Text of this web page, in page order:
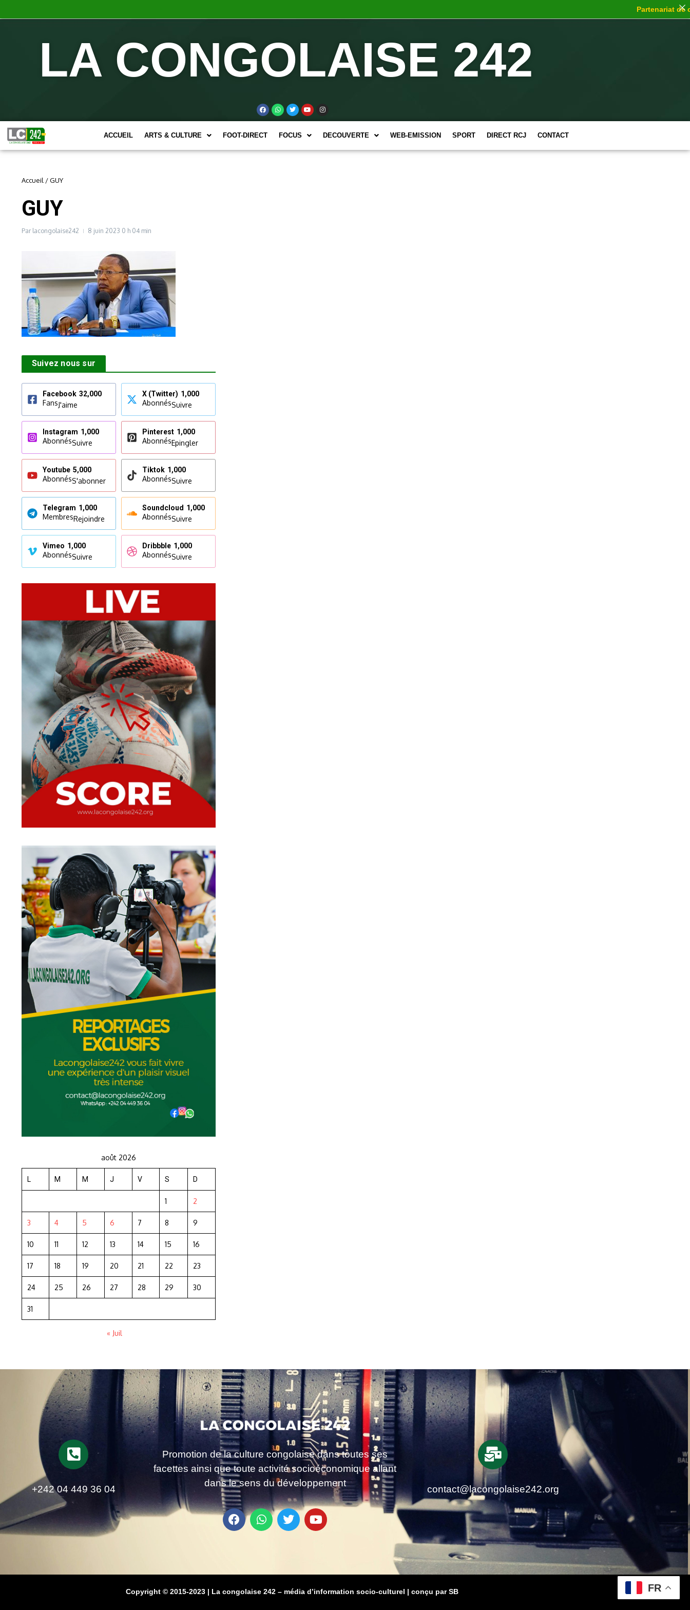
LA CONGOLAISE 242
ACCUEIL ARTS & CULTURE FOOT-DIRECT FOCUS DECOUVERTE WEB-EMISSION SPORT DIRECT RCJ CONTACT
Accueil /GUY
GUY
Par lacongolaise242 8 juin 2023 0 h 04 min
Suivez nous sur
Facebook 32,000
FansJ'aime
X (Twitter) 1,000
AbonnésSuivre
Instagram 1,000
AbonnésSuivre
Pinterest 1,000
AbonnésEpingler
Youtube 5,000
AbonnésS'abonner
Tiktok 1,000
AbonnésSuivre
Telegram 1,000
MembresRejoindre
Soundcloud 1,000
AbonnésSuivre
Vimeo 1,000
AbonnésSuivre
Dribbble 1,000
AbonnésSuivre
août 2026
L M M J V S D
1 2
3 4 5 6 7 8 9
10 11 12 13 14 15 16
17 18 19 20 21 22 23
24 25 26 27 28 29 30
31
« Juil
+242 04 449 36 04
Promotion de la culture congolaise dans toutes ses
facettes ainsi que toute activité socioéconomique allant
dans le sens du développement
contact@lacongolaise242.org
Copyright © 2015-2023 | La congolaise 242 – média d’information socio-culturel | conçu par SB
Partenariat de
FR